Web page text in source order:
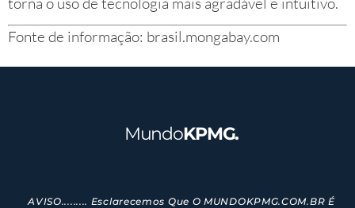
Fonte de informação: brasil.mongabay.com
MundoKPMG.
AVISO......... Esclarecemos Que O MUNDOKPMG.COM.BR É